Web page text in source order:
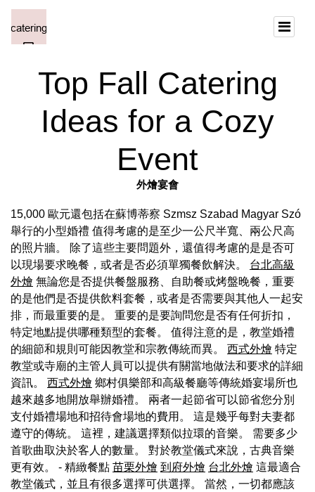
Top Fall Catering
Ideas for a Cozy
Event
外燴宴會
15,000 歐元還包括在蘇博蒂察 Szmsz Szabad Magyar Szó
舉行的小型婚禮 值得考慮的是至少一公尺半寬、兩公尺高
的照片牆。 除了這些主要問題外，還值得考慮的是是否可
以現場要求晚餐，或者是否必須單獨餐飲解決。 台北高級
外燴 無論您是否提供餐盤服務、自助餐或烤盤晚餐，重要
的是他們是否提供飲料套餐，或者是否需要與其他人一起安
排，而最重要的是。 重要的是要詢問您是否有任何折扣，
特定地點提供哪種類型的套餐。 值得注意的是，教堂婚禮
的細節和規則可能因教堂和宗教傳統而異。 西式外燴 特定
教堂或寺廟的主管人員可以提供有關當地做法和要求的詳細
資訊。 西式外燴 鄉村俱樂部和高級餐廳等傳統婚宴場所也
越來越多地開放舉辦婚禮。 兩者一起節省可以節省您分別
支付婚禮場地和招待會場地的費用。 這是幾乎每對夫妻都
遵守的傳統。 這裡，建議選擇類似拉環的音樂。 需要多少
首歌曲取決於客人的數量。 對於教堂儀式來說，古典音樂
更有效。 - 精緻餐點 苗栗外燴 到府外燴 台北外燴 這最適合
教堂儀式，並且有很多選擇可供選擇。 當然，一切都應該